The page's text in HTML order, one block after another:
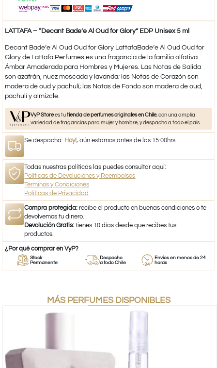
LATTAFA – “Decant Bade’e Al Oud for Glory” EDP Unisex 5 ml
Decant Bade’e Al Oud Oud for Glory LattafaBade’e Al Oud Oud for
Glory de Lattafa Perfumes es una fragancia de la familia olfativa
Ámbar Amaderada para Hombres y Mujeres. Las Notas de Salida
son azafrán, nuez moscada y lavanda; las Notas de Corazón son
madera de oud y pachulí; las Notas de Fondo son madera de oud,
pachulí y almizcle.
VyP Storees tutienda de perfumes originales en Chile, con una amplia
variedad de fragancias para mujer y hombre, y despacho a todo el país.
Se despacha: Hoy!, aún estamos antes de las 15:00hrs.
Todas nuestras políticas las puedes consultar aquí:
Políticas de Devoluciones y Reembolsos
Términos y Condiciones
Políticas de Privacidad
Compra protegida: recibe el producto en buenas condiciones o te
devolvemos tu dinero.
Devolución Gratis: tienes 10 días desde que recibes tus
productos.
¿Por qué comprar en VyP?
Stock
Permanente
Despacho
a todo Chile
Envíos en menos de 24
horas
MÁS PERFUMES DISPONIBLES